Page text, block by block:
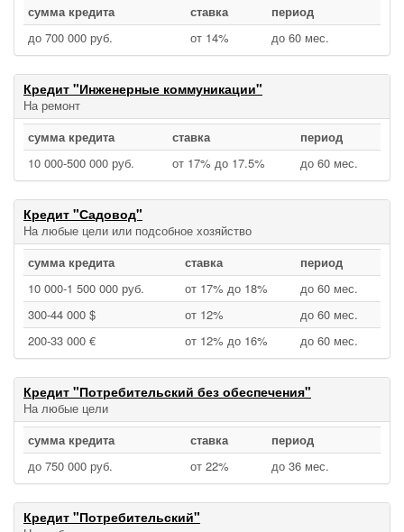
сумма кредита
ставка
период
до 700 000 руб.
от 14% до 60 мес.
Кредит "Инженерные коммуникации"
На ремонт
сумма кредита
ставка
период
10 000‑500 000 руб.
от 17% до 17.5% до 60 мес.
Кредит "Садовод"
На любые цели или подсобное хозяйство
сумма кредита
ставка
период
10 000‑1 500 000 руб.
от 17% до 18%
до 60 мес.
300‑44 000 $
от 12%
до 60 мес.
200‑33 000 €
от 12% до 16% до 60 мес.
Кредит "Потребительский без обеспечения"
На любые цели
сумма кредита
ставка
период
до 750 000 руб.
от 22% до 36 мес.
Кредит "Потребительский"